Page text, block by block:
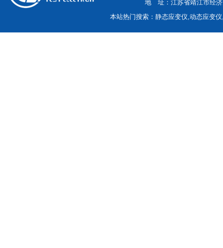
地 址：江苏省靖江市
本站热门搜索：静态应变仪,动态应变